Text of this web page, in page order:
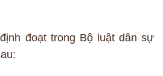
đoạt trong Bộ luật dân sự